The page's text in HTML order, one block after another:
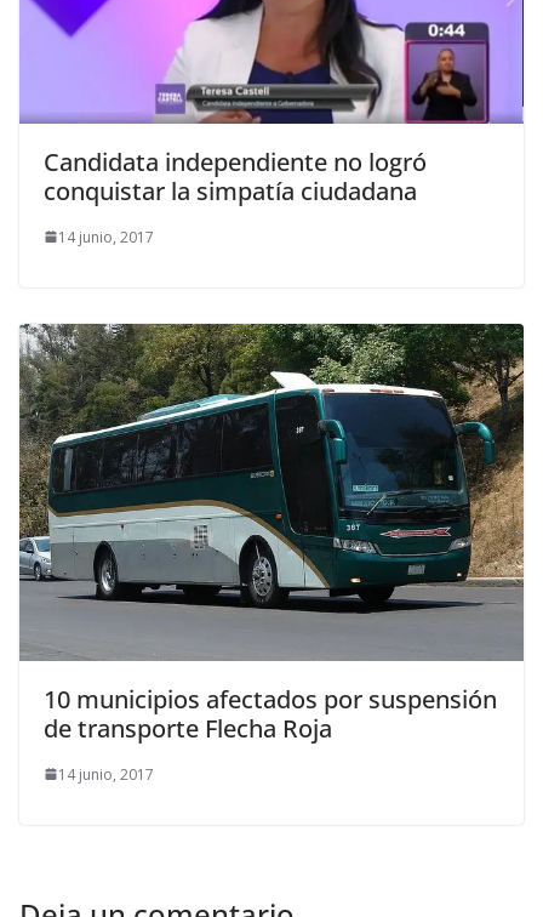
Candidata independiente no logró
conquistar la simpatía ciudadana
14 junio, 2017
10 municipios afectados por suspensión
de transporte Flecha Roja
14 junio, 2017